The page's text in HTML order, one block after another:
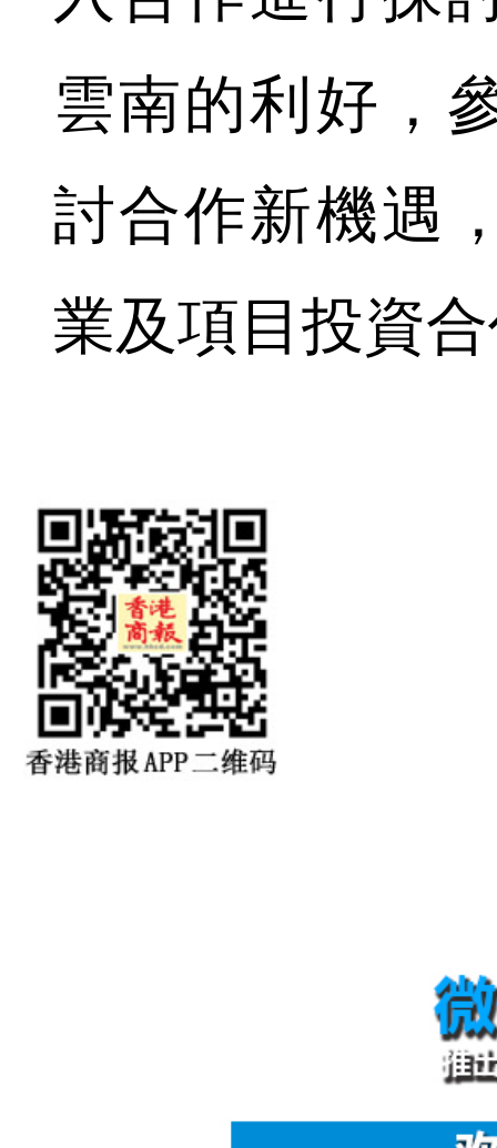
雲南的利好，
討合作新機遇
業及項目投資